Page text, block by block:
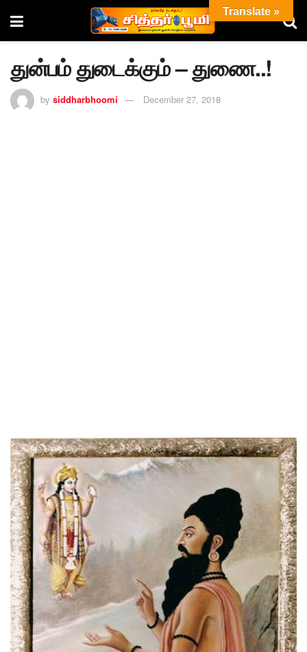
துன்பம் துடைக்கும் – துணை..!
by siddharbhoomi December 27, 2018
Translate »